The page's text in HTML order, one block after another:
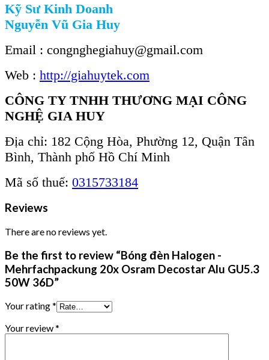
Kỹ Sư Kinh Doanh
Nguyễn Vũ Gia Huy
Email : congnghegiahuy@gmail.com
Web : http://giahuytek.com
CÔNG TY TNHH THƯƠNG MẠI CÔNG
NGHỆ GIA HUY
Địa chỉ: 182 Cộng Hòa, Phường 12, Quận Tân
Bình, Thành phố Hồ Chí Minh
Mã số thuế: 0315733184
Reviews
There are no reviews yet.
Be the first to review “Bóng đèn Halogen -
Mehrfachpackung 20x Osram Decostar Alu GU5.3
50W 36D”
Your rating*
Your review*